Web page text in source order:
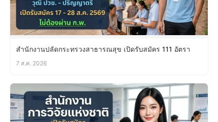
สำนักงานปลัดกระทรวงสาธารณสุข เปิดรับสมัคร 111 อัตรา
7 ส.ค. 2026